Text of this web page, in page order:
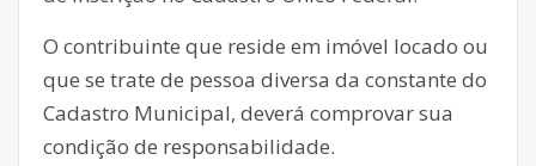
O contribuinte que reside em imóvel locado ou
que se trate de pessoa diversa da constante do
Cadastro Municipal, deverá comprovar sua
condição de responsabilidade.